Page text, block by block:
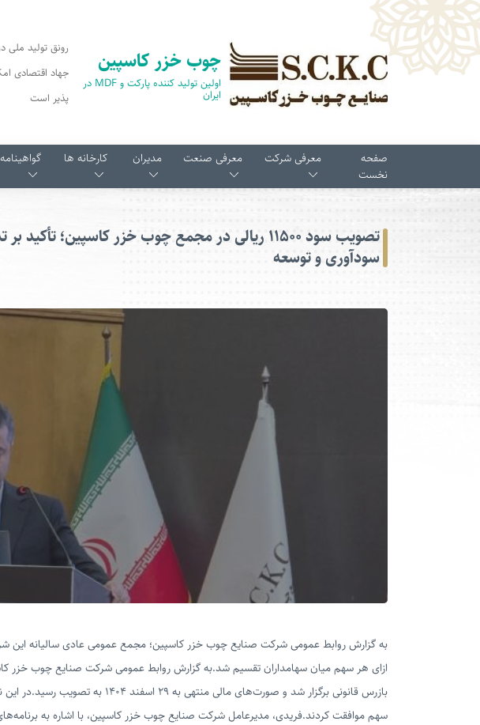
چوب خزر کاسپین
اولین تولید کننده پارکت و MDF در
ایران
رونق تولید ملی
جهاد اقتصادی
پذیر است
صفحه
نخست
معرفی شرکت معرفی صنعت مدیران کارخانه ها
تصویب سود ۱۱۵۰۰ ریالی در مجمع چوب خزر کاسپین؛ تأکید
سودآوری و توسعه
ازای هر سهم میان سهامداران تقسیم شد.به گزارش روابط عمومی شرکت صنایع چوب خزر
بازرس قانونی برگزار شد و صورت‌های مالی منتهی به ۲۹ اسفند ۱۴۰۴ به تصویب رسید.
سهم موافقت کردند.فریدی، مدیرعامل شرکت صنایع چوب خزر کاسپین، با اشاره به